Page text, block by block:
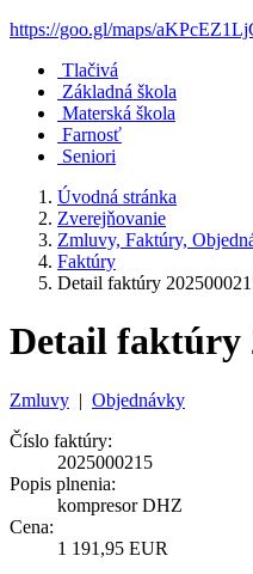
https://goo.gl/maps/
Tlačivá
Základná škola
Materská škola
Farnosť
Seniori
Úvodná stránka
Zverejňovanie
Zmluvy, Faktúry,
Faktúry
Detail faktúry
Detail faktúry
Zmluvy | Objednávky
Číslo faktúry:
2025000215
Popis plnenia:
kompresor DHZ
Cena:
1 191,95 EUR